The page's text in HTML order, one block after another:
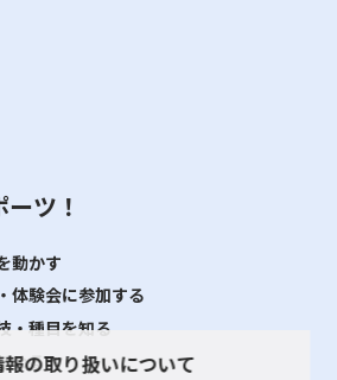
ツ！
動かす
体験会に参加する
・種目を知る
める
の取り扱いについて